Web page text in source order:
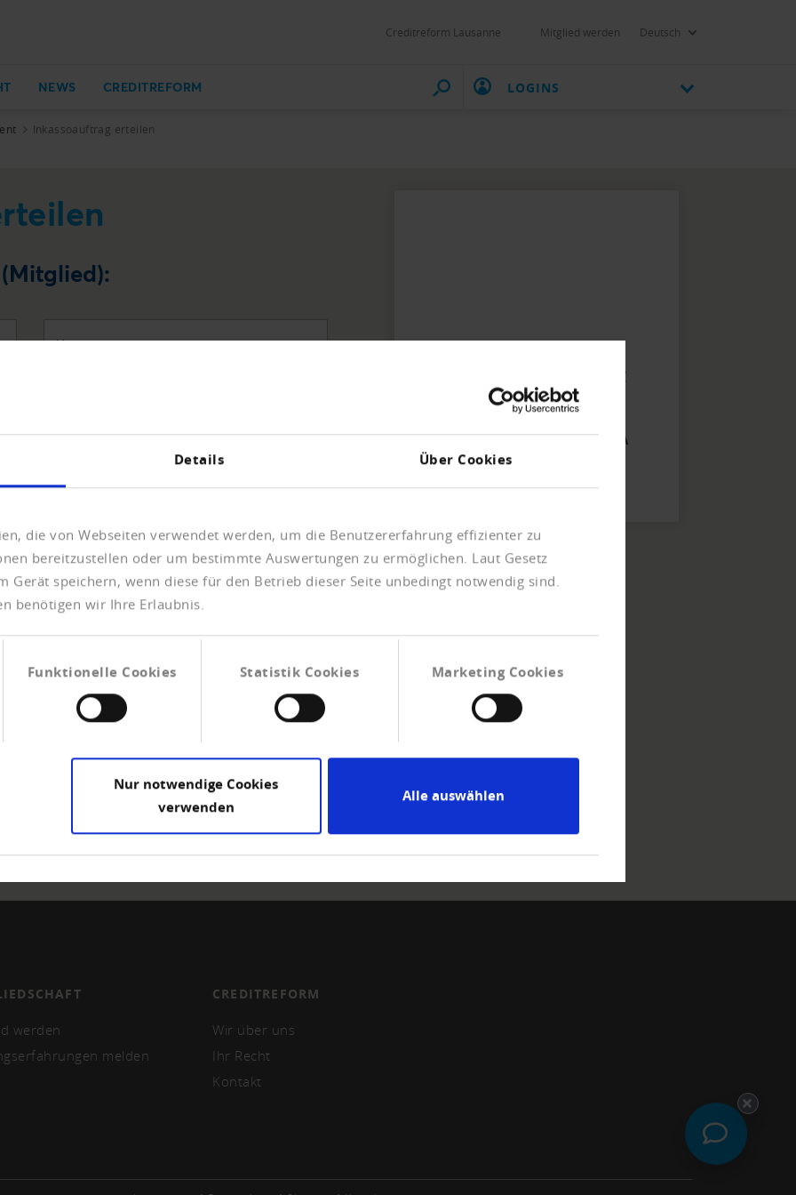
Details Über Cookies
die von Webseiten verwendet werden, um die Benutzererfahrung effizienter zu
bereitzustellen oder um bestimmte Auswertungen zu ermöglichen. Laut Gesetz
Gerät speichern, wenn diese für den Betrieb dieser Seite unbedingt notwendig sind.
benötigen wir Ihre Erlaubnis.
Funktionelle Cookies Statistik Cookies Marketing Cookies
Nur notwendige Cookies
verwenden
Alle auswählen
Creditreform Lausanne Mitglied werden Deutsch
NEWS CREDITREFORM LOGINS
Inkassoauftrag erteilen
Vorname
Telefonnummer
*
Votre contact direct
avec l'équipe
Crediteform Romandie GNT SA
Tel+41 21 - 349 26 - 26
E-Mail schreiben
werden
melden
CREDITREFORM
Wir über uns
Ihr Recht
Kontakt